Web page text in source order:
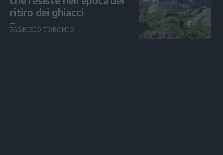
ritiro dei ghiacci
FABRIZIO TORCHIO